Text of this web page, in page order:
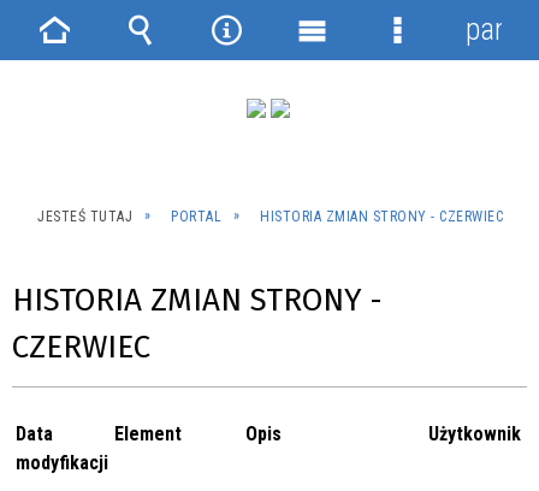
JESTEŚ TUTAJ PORTAL HISTORIA ZMIAN STRONY - CZERWIEC
HISTORIA ZMIAN STRONY -
CZERWIEC
Data
modyfikacji
Element Opis Użytkownik
Strona Wyszukiwarka
NarzędziaMenu
Menu
panel